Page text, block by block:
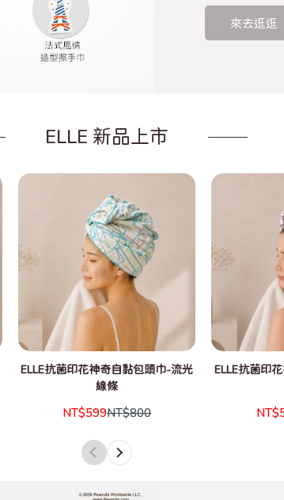
來去逛逛
ELLE 新品上市
ELLE抗菌印花神奇自黏包頭巾-流光
線條
NT$599NT$800
ELLE抗菌印